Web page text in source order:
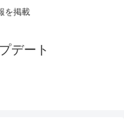
を掲載
デート